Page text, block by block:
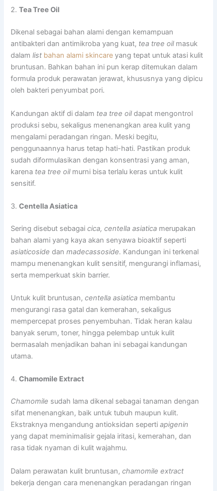
2.Tea Tree Oil
Dikenal sebagai bahan alami dengan kemampuan
antibakteri dan antimikroba yang kuat, tea tree oil masuk
dalamlist bahan alami skincare yang tepat untuk atasi kulit
bruntusan. Bahkan bahan ini pun kerap ditemukan dalam
formula produk perawatan jerawat, khususnya yang dipicu
oleh bakteri penyumbat pori.
Kandungan aktif di dalam tea tree oildapat mengontrol
produksi sebu, sekaligus menenangkan area kulit yang
mengalami peradangan ringan. Meski begitu,
penggunaannya harus tetap hati-hati. Pastikan produk
sudah diformulasikan dengan konsentrasi yang aman,
karena tea tree oilmurni bisa terlalu keras untuk kulit
sensitif.
3.Centella Asiatica
Sering disebut sebagaicica, centella asiatica merupakan
bahan alami yang kaya akan senyawa bioaktif seperti
asiaticoside danmadecassoside. Kandungan ini terkenal
mampu menenangkan kulit sensitif, mengurangi inflamasi,
serta memperkuat skin barrier.
Untuk kulit bruntusan,centella asiatica membantu
mengurangi rasa gatal dan kemerahan, sekaligus
mempercepat proses penyembuhan. Tidak heran kalau
banyak serum, toner, hingga pelembap untuk kulit
bermasalah menjadikan bahan ini sebagai kandungan
utama.
4.Chamomile Extract
Chamomile sudah lama dikenal sebagai tanaman dengan
sifat menenangkan, baik untuk tubuh maupun kulit.
Ekstraknya mengandung antioksidan sepertiapigenin
yang dapat meminimalisir gejala iritasi, kemerahan, dan
rasa tidak nyaman di kulit wajahmu.
Dalam perawatan kulit bruntusan,chamomile extract
bekerja dengan cara menenangkan peradangan ringan